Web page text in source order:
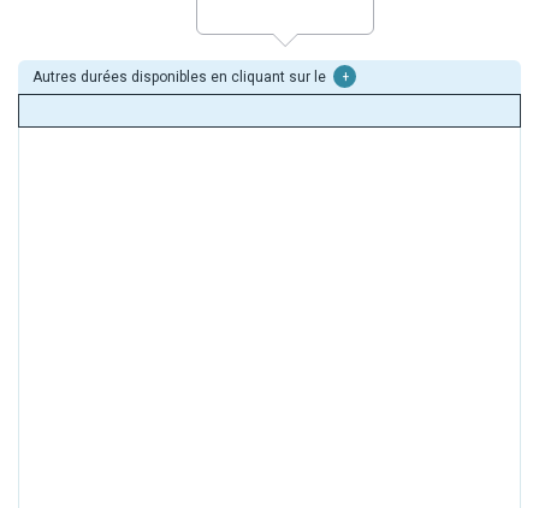
Autres durées disponibles en cliquant sur le +